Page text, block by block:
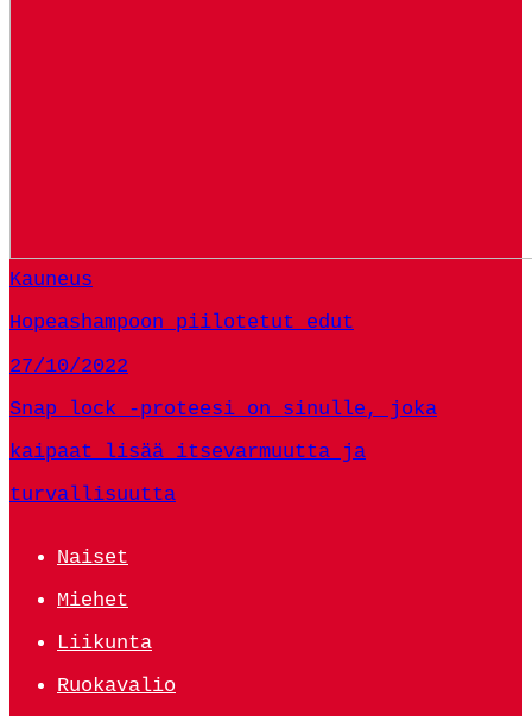
Kauneus
Hopeashampoon piilotetut edut
27/10/2022
Snap lock -proteesi on sinulle, joka
kaipaat lisää itsevarmuutta ja
turvallisuutta
Naiset
Miehet
Liikunta
Ruokavalio